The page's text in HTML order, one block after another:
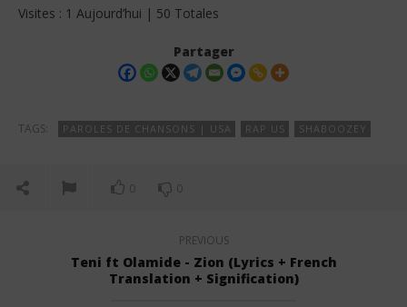
Visites : 1 Aujourd’hui | 50 Totales
Partager
TAGS: PAROLES DE CHANSONS | USA RAP US SHABOOZEY
0 0
PREVIOUS
Teni ft Olamide - Zion (Lyrics + French
Translation + Signification)